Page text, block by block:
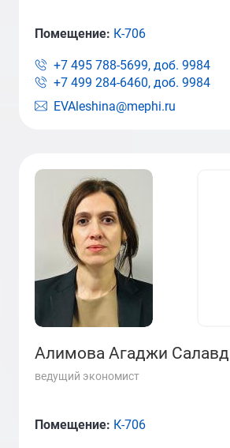
EVAleshina@mephi.ru
Помещение: К-706
+7 495 788-5699, доб. 9984
+7 499 284-6460, доб. 9984
Алимова Агаджи
ведущий экономист
Помещение: К-706